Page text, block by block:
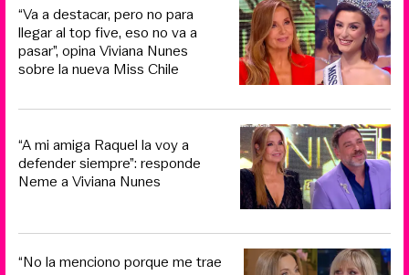
“Va a destacar, pero no para
llegar al top five, eso no va a
pasar”, opina Viviana Nunes
sobre la nueva Miss Chile
“A mi amiga Raquel la voy a
defender siempre”: responde
Neme a Viviana Nunes
“No la menciono porque me trae